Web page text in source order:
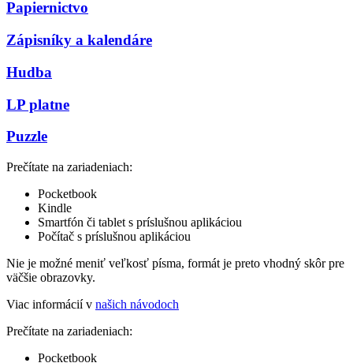
Papiernictvo
Zápisníky a kalendáre
Hudba
LP platne
Puzzle
Prečítate na zariadeniach:
Pocketbook
Kindle
Smartfón či tablet s príslušnou aplikáciou
Počítač s príslušnou aplikáciou
Nie je možné meniť veľkosť písma, formát je preto vhodný skôr pre
väčšie obrazovky.
Viac informácií v našich návodoch
Prečítate na zariadeniach:
Pocketbook